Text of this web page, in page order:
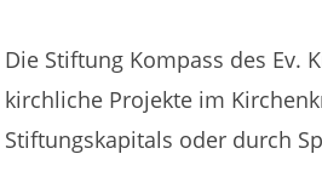
Die Stiftung Kompass des Ev.
kirchliche Projekte im
Stiftungskapitals oder durch